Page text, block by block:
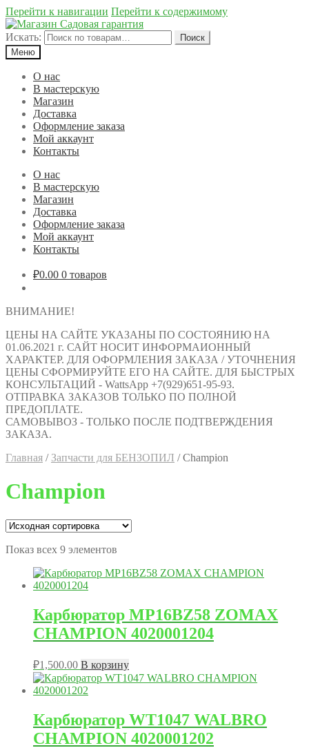
Перейти к навигации Перейти к содержимому
Искать:
Поиск
Меню
О нас
В мастерскую
Магазин
Доставка
Оформление заказа
Мой аккаунт
Контакты
О нас
В мастерскую
Магазин
Доставка
Оформление заказа
Мой аккаунт
Контакты
₽0.00 0 товаров
ВНИМАНИЕ!
ЦЕНЫ НА САЙТЕ УКАЗАНЫ ПО СОСТОЯНИЮ НА
01.06.2021 г. САЙТ НОСИТ ИНФОРМАИОННЫЙ
ХАРАКТЕР. ДЛЯ ОФОРМЛЕНИЯ ЗАКАЗА / УТОЧНЕНИЯ
ЦЕНЫ СФОРМИРУЙТЕ ЕГО НА САЙТЕ. ДЛЯ БЫСТРЫХ
КОНСУЛЬТАЦИЙ - WattsApp +7(929)651-95-93.
ОТПРАВКА ЗАКАЗОВ ТОЛЬКО ПО ПОЛНОЙ
ПРЕДОПЛАТЕ.
САМОВЫВОЗ - ТОЛЬКО ПОСЛЕ ПОДТВЕРЖДЕНИЯ
ЗАКАЗА.
Главная / Запчасти для БЕНЗОПИЛ /Champion
Champion
Показ всех 9 элементов
Карбюратор MP16BZ58 ZOMAX
CHAMPION 4020001204
₽1,500.00 В корзину
Карбюратор WT1047 WALBRO
CHAMPION 4020001202